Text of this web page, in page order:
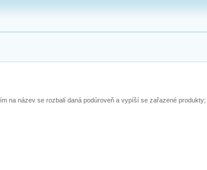
na název se rozbalí daná podúroveň a vypíší se zařazené